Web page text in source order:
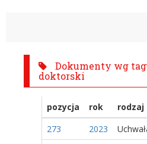
Dokumenty wg
doktorski
pozycja rok rodzaj
273
2023